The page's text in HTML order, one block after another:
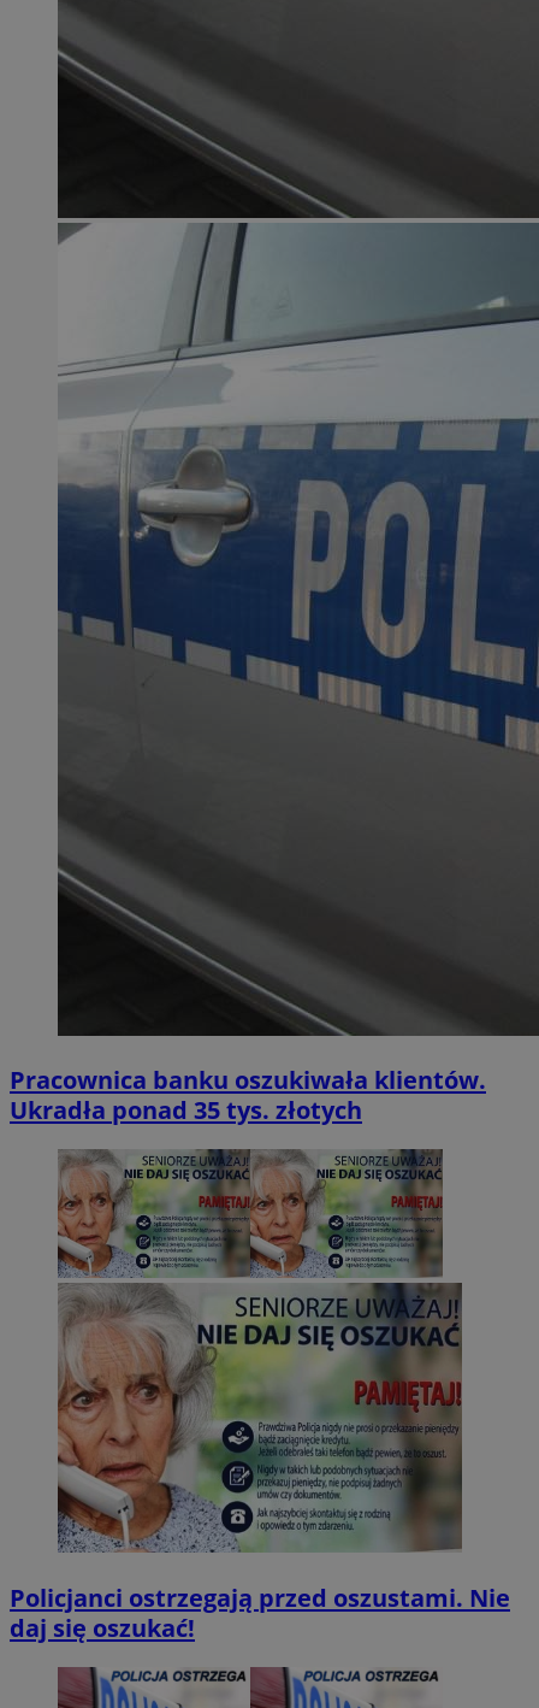
Pracownica banku oszukiwała klientów.
Ukradła ponad 35 tys. złotych
Policjanci ostrzegają przed oszustami. Nie
daj się oszukać!